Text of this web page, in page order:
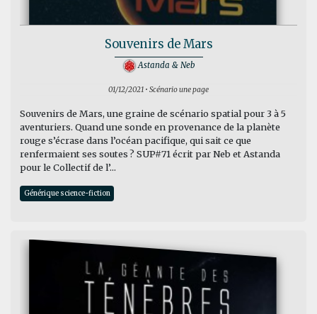
Souvenirs de Mars
Astanda & Neb
01/12/2021 • Scénario une page
Souvenirs de Mars, une graine de scénario spatial pour 3 à 5
aventuriers. Quand une sonde en provenance de la planète
rouge s’écrase dans l’océan pacifique, qui sait ce que
renfermaient ses soutes ? SUP#71 écrit par Neb et Astanda
pour le Collectif de l’...
Générique science-fiction